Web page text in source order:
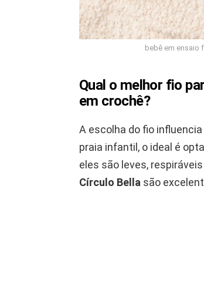
bebê em ensaio
Qual o melhor fio
em crochê?
A escolha do fio
praia infantil, o ideal é
eles são leves,
Círculo Bella são